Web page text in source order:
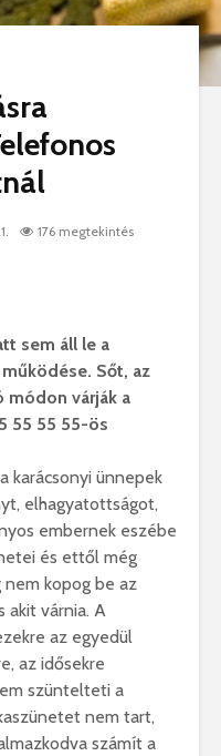
176 megtekintés
sem áll le a
Sőt, az
módon várják a
55 55 55-ös
karácsonyi ünnepek
elhagyatottságot,
embernek eszébe
és ettől még
nem kopog be az
akit várnia. A
az egyedül
az idősekre
szüntelteti a
nem tart,
számít a